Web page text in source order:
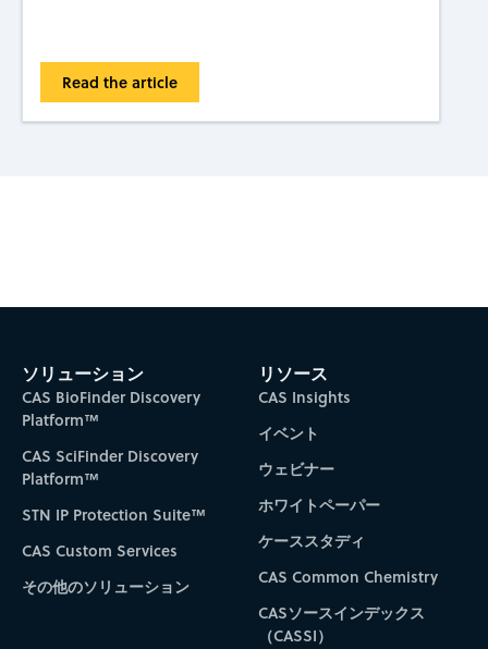
Read the article
Subscribe to CAS Insights
ソリューション
CAS BioFinder Discovery
Platform™
CAS SciFinder Discovery
Platform™
STN IP Protection Suite™
CAS Custom Services
その他のソリューション
リソース
CAS Insights
イベント
ウェビナー
ホワイトペーパー
ケーススタディ
CAS Common Chemistry
CASソースインデックス
（CASSI）